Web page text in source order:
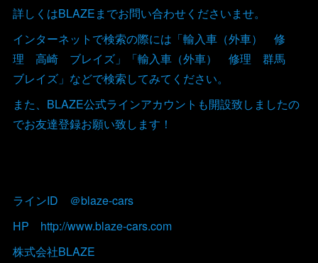
詳しくはBLAZEまでお問い合わせくださいませ。
インターネットで検索の際には「輸入車（外車） 修
理 高崎 ブレイズ」「輸入車（外車） 修理 群馬
ブレイズ」などで検索してみてください。
また、BLAZE公式ラインアカウントも開設致しましたの
でお友達登録お願い致します！
ラインID ＠blaze-cars
HP http://www.blaze-cars.com
株式会社BLAZE